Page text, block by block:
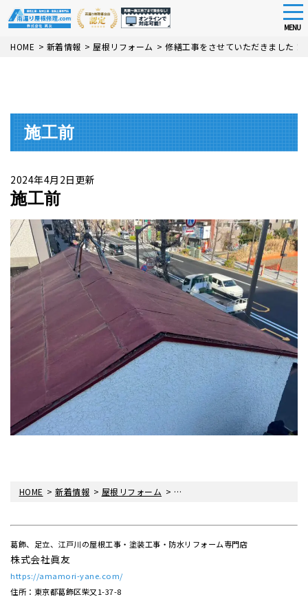
Skip
MENU
HOME > 新着情報 > 屋根リフォーム > 修繕工事をさせていただきました！
施工前
2024年4月2日更新
施工前
HOME >新着情報 > 屋根リフォーム > 修繕工事をさせていただきました
葛飾、足立、江戸川の屋根工事・塗装工事・防水リフォーム専門店
株式会社眞友
https://amamori-yane.com/
住所：東京都葛飾区柴又1-37-8